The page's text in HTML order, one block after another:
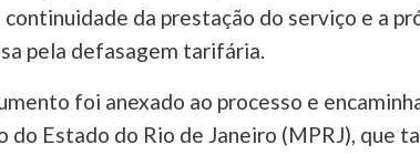
continuidade da prestação do serviço e a
pela defasagem tarifária.
foi anexado ao processo e
do Estado do Rio de Janeiro (MPRJ), que